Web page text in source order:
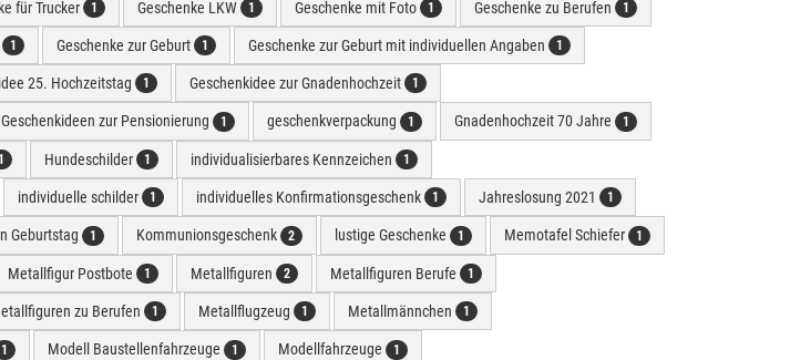
für Trucker 1 Geschenke LKW 1 Geschenke mit Foto 1 Geschenke zu Berufen 1
1 Geschenke zur Geburt 1 Geschenke zur Geburt mit individuellen Angaben 1
25. Hochzeitstag 1 Geschenkidee zur Gnadenhochzeit 1
Geschenkideen zur Pensionierung 1 geschenkverpackung 1 Gnadenhochzeit 70 Jahre 1
1 Hundeschilder 1 individualisierbares Kennzeichen 1
individuelle schilder 1 individuelles Konfirmationsgeschenk 1 Jahreslosung 2021 1
Geburtstag 1 Kommunionsgeschenk 2 lustige Geschenke 1 Memotafel Schiefer 1
Metallfigur Postbote 1 Metallfiguren 2 Metallfiguren Berufe 1
zu Berufen 1 Metallflugzeug 1 Metallmännchen 1
1 Modell Baustellenfahrzeuge 1 Modellfahrzeuge 1